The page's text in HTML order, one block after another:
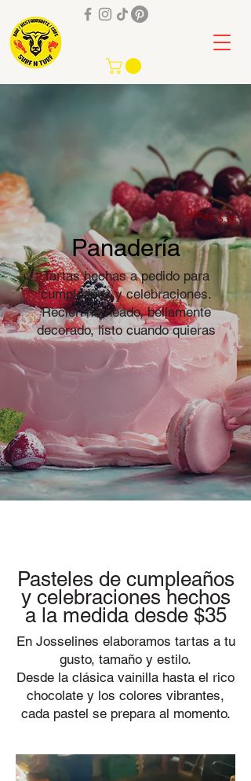
Panadería
Desde $35
Tartas hechas a pedido para
cumpleaños y celebraciones.
Recién horneado, bellamente
decorado, listo cuando quieras
Pasteles de cumpleaños
y celebraciones hechos
a la medida desde $35
En Josselines elaboramos tartas a tu
gusto, tamaño y estilo.
Desde la clásica vainilla hasta el rico
chocolate y los colores vibrantes,
cada pastel se prepara al momento.